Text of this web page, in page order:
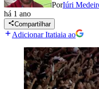
PorIúri
há 1 ano
Compartilhar
Adicionar Itatiaia ao